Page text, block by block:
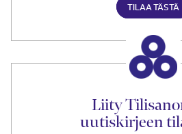
TILAA TÄSTÄ
Liity
uutiskirjeen